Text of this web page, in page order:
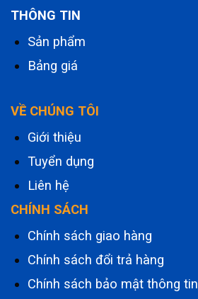
THÔNG TIN
Sản phẩm
Bảng giá
VỀ CHÚNG TÔI
Giới thiệu
Tuyển dụng
Liên hệ
CHÍNH SÁCH
Chính sách giao hàng
Chính sách đổi trả hàng
Chính sách bảo mật thông tin